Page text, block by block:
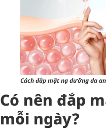
Cách đắp mặt nạ dưỡng da
Có nên đắp
mỗi ngày?